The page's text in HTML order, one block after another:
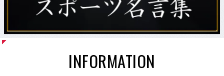
INFORMATION